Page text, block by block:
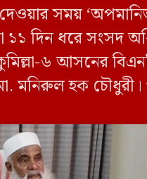
সময়
১১ দিন ধরে সংসদ
৬ আসনের
মনিরুল হক
প্রতিবাদে ১৫
যাননি। মনিরুল হক